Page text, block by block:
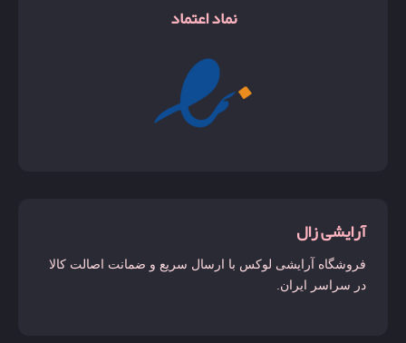
نماد اعتماد
آرایشی زال
فروشگاه آرایشی لوکس با ارسال سریع و ضمانت اصالت کالا
در سراسر ایران.